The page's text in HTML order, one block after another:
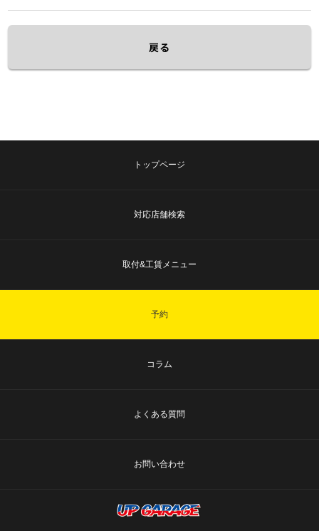
戻る
トップページ
対応店舗検索
取付&工賃メニュー
予約
コラム
よくある質問
お問い合わせ